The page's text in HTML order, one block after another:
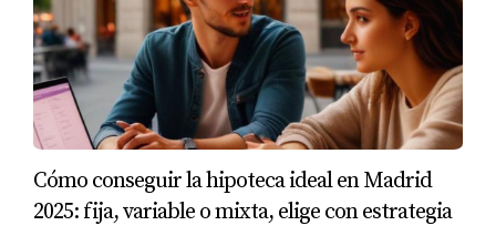
sobre tus datos y asegurarte de que todo esté correcto
antes de enviarlo oficialmente. Recuerda revisar todos
los campos cuidadosamente para evitar errores que
puedan resultar costosos.
Conclusión y Consejos Finales
En resumen, la actualización de los coeficientes de la
Cómo conseguir la hipoteca ideal en Madrid
2025: fija, variable o mixta, elige con estrategia